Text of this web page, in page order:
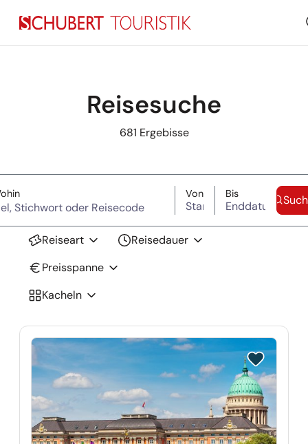
Reisesuche
681 Ergebisse
(Ziel, Stichwort oder Reisecode) VonStartdatum
BisEnddatum
Reiseart
Reisedauer
Preisspanne
Kacheln
Reise auf